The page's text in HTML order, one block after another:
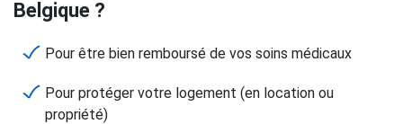
Belgique ?
Pour être bien remboursé de vos soins médicaux
Pour protéger votre logement (en location ou
propriété)